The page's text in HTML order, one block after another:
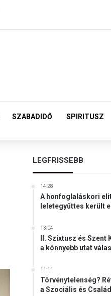
SZABADIDŐ SPIRITUSZ
LEGFRISSEBB
14:28
A honfoglaláskori
leletegyüttes került
13:04
II. Szixtusz és
a könnyebb utat
11:11
Törvénytelenség?
a Szociális és